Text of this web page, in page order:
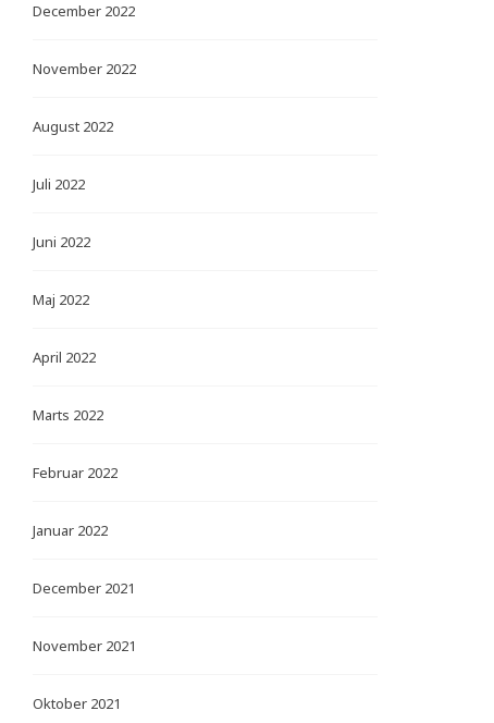
December 2022
November 2022
August 2022
Juli 2022
Juni 2022
Maj 2022
April 2022
Marts 2022
Februar 2022
Januar 2022
December 2021
November 2021
Oktober 2021